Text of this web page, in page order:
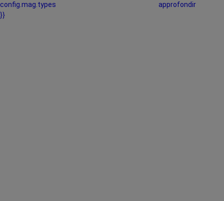
config.mag.types
}}
approfondir